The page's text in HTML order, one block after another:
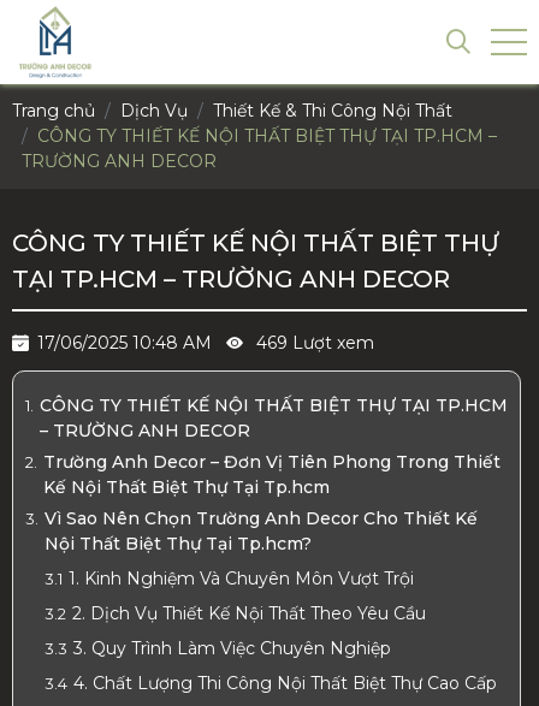
Trang chủ Dịch Vụ
Thiết Kế & Thi Công Nội Thất
CÔNG TY THIẾT KẾ NỘI THẤT BIỆT THỰ TẠI TP.HCM –
TRƯỜNG ANH DECOR
CÔNG TY THIẾT KẾ NỘI THẤT BIỆT THỰ
TẠI TP.HCM – TRƯỜNG ANH DECOR
17/06/2025 10:48 AM 469 Lượt xem
CÔNG TY THIẾT KẾ NỘI THẤT BIỆT THỰ TẠI TP.HCM
– TRƯỜNG ANH DECOR
Trường Anh Decor – Đơn Vị Tiên Phong Trong Thiết
Kế Nội Thất Biệt Thự Tại Tp.hcm
Vì Sao Nên Chọn Trường Anh Decor Cho Thiết Kế
Nội Thất Biệt Thự Tại Tp.hcm?
1. Kinh Nghiệm Và Chuyên Môn Vượt Trội
2. Dịch Vụ Thiết Kế Nội Thất Theo Yêu Cầu
3. Quy Trình Làm Việc Chuyên Nghiệp
4. Chất Lượng Thi Công Nội Thất Biệt Thự Cao Cấp